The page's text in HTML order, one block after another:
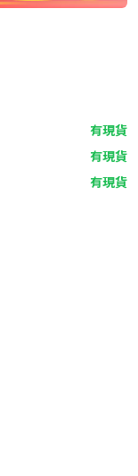
有現貨
有現貨
有現貨